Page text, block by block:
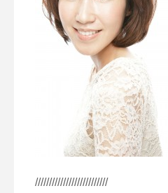
//////////////////////////